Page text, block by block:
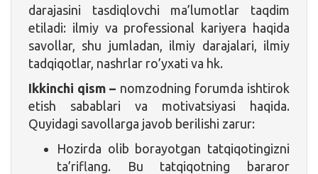
darajasini tasdiqlovchi ma’lumotlar taqdim
etiladi: ilmiy va professional kariyera haqida
savollar, shu jumladan, ilmiy darajalari, ilmiy
tadqiqotlar, nashrlar ro’yxati va hk.
Ikkinchi qism – nomzodning forumda ishtirok
etish sabablari va motivatsiyasi haqida.
Quyidagi savollarga javob berilishi zarur:
Hozirda olib borayotgan tatqiqotingizni
ta’riflang. Bu tatqiqotning bararor